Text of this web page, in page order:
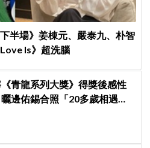
半場》姜棟元、嚴泰九、朴智
Is》超洗腦
青龍系列大獎》得獎後感性
邊佑錫合照「20多歲相遇，